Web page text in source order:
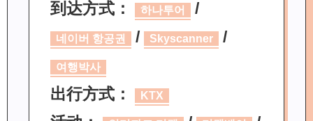
到达方式： 하나투어 /
네이버 항공권 / Skyscanner /
여행박사
出行方式： KTX